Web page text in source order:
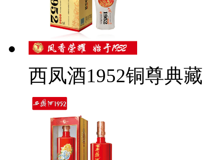
西凤酒1952铜尊典藏